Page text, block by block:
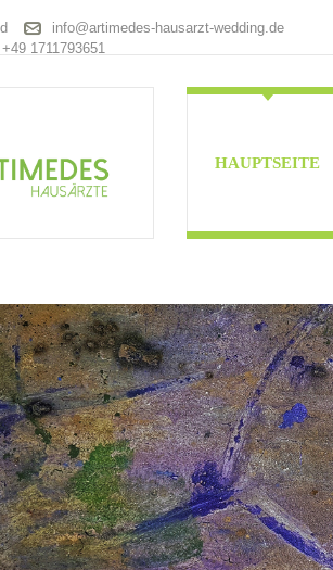
info@artimedes-hausarzt-wedding.de
1711793651
HAUPTSEITE